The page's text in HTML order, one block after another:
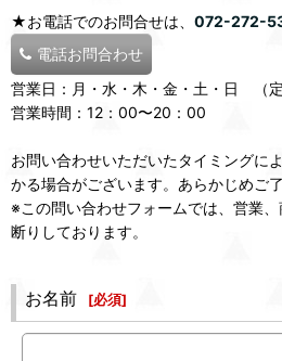
★お電話でのお問合せは、 072-272-
電話お問合わせ
営業日：月・水・木・金・土・日 （定
営業時間：12：00〜20：00
お問い合わせいただいたタイミングに
かる場合がございます。あらかじめご
※この問い合わせフォームでは、営業
断りしております。
お名前 [必須]